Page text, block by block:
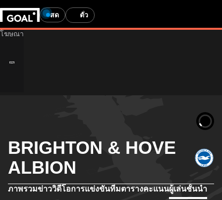
สด ตั๋ว
BRIGHTON & HOVE
ALBION
ภาพรวมข่าววิดีโอการแข่งขันทีมตารางคะแนนผู้เล่นชั้นนำ